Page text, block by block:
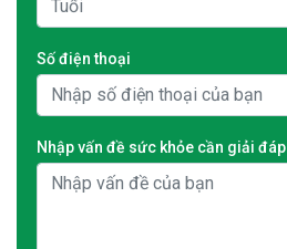
Số điện thoại
Nhập vấn đề sức khỏe cần giải đáp